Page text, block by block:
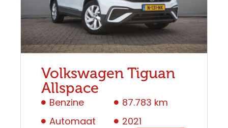
Volkswagen Tiguan
Allspace
Benzine
Automaat
87.783 km
2021